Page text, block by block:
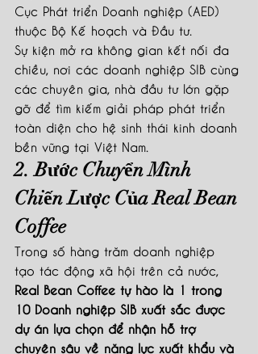
Cục Phát triển Doanh nghiệp (AED)
thuộc Bộ Kế hoạch và Đầu tư.
Sự kiện mở ra không gian kết nối đa
chiều, nơi các doanh nghiệp SIB cùng
các chuyên gia, nhà đầu tư lớn gặp
gỡ để tìm kiếm giải pháp phát triển
toàn diện cho hệ sinh thái kinh doanh
bền vững tại Việt Nam.
2. Bước Chuyển Mình
Chiến Lược Của Real Bean
Coffee
Trong số hàng trăm doanh nghiệp
tạo tác động xã hội trên cả nước,
Real Bean Coffee tự hào là 1 trong
10 Doanh nghiệp SIB xuất sắc được
dự án lựa chọn để nhận hỗ trợ
chuyên sâu về năng lực xuất khẩu và